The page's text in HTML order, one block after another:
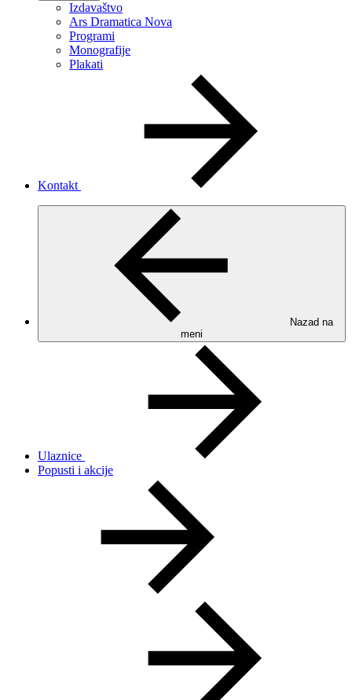
Izdavaštvo
Ars Dramatica Nova
Programi
Monografije
Plakati
Kontakt
Nazad na
meni
Ulaznice
Popusti i akcije